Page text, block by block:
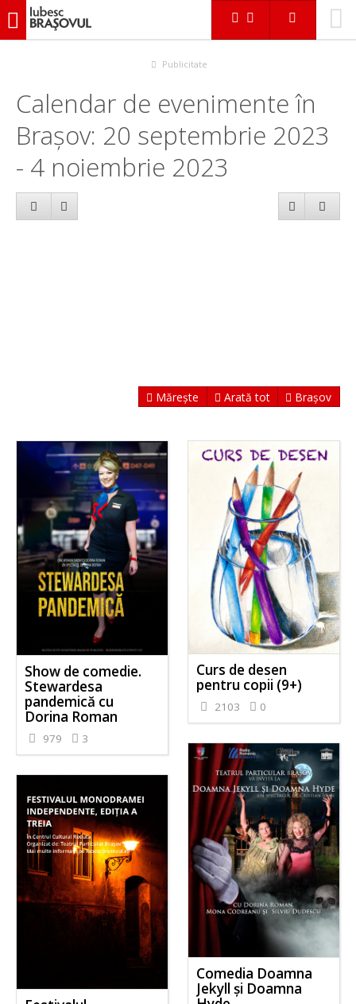
iubescbraşovul.ro
Publicitate
Calendar de evenimente în
Brașov: 20 septembrie 2023
- 4 noiembrie 2023
Mărește Arată tot Brașov
Show de comedie.
Stewardesa
pandemică cu
Dorina Roman
979 3
Curs de desen
pentru copii (9+)
2103 0
Comedia Doamna
Jekyll și Doamna